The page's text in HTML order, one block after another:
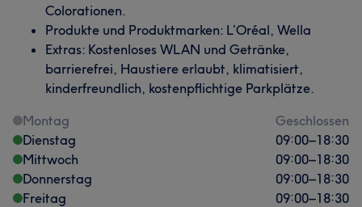
Colorationen.
Produkte und Produktmarken: L’Oréal, Wella
Extras: Kostenloses WLAN und Getränke,
barrierefrei, Haustiere erlaubt, klimatisiert,
kinderfreundlich, kostenpflichtige Parkplätze.
Montag
Geschlossen
Dienstag
09:00–18:30
Mittwoch
09:00–18:30
Donnerstag
09:00–18:30
Freitag
09:00–18:30